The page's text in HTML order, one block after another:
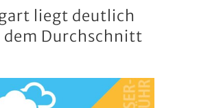
liegt deutlich
Durchschnitt